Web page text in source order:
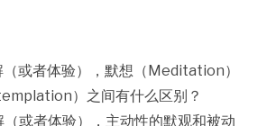
（或者体验），默想（Meditation）
）之间有什么区别？
（或者体验），主动性的默观和被动